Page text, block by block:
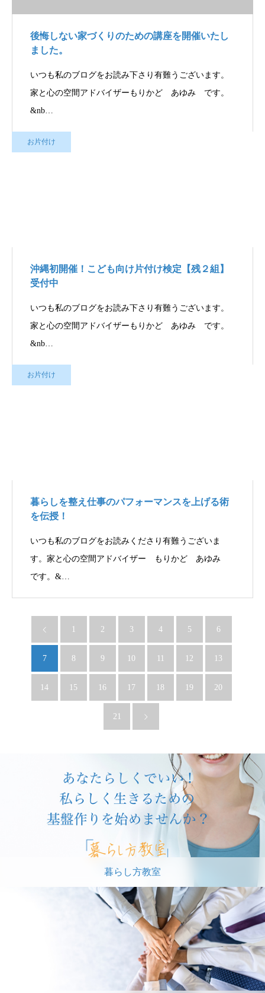
後悔しない家づくりのための講座を開催いたし
ました。
いつも私のブログをお読み下さり有難うございます。
家と心の空間アドバイザーもりかど あゆみ です。
&nb…
お片付け
沖縄初開催！こども向け片付け検定【残２組】
受付中
いつも私のブログをお読み下さり有難うございます。
家と心の空間アドバイザーもりかど あゆみ です。
&nb…
お片付け
暮らしを整え仕事のパフォーマンスを上げる術
を伝授！
いつも私のブログをお読みくださり有難うございま
す。家と心の空間アドバイザー もりかど あゆみ
です。&…
1 2 3 4 5 6
7 8 9 10 11 12 13
14 15 16 17 18 19 20
21
暮らし方教室